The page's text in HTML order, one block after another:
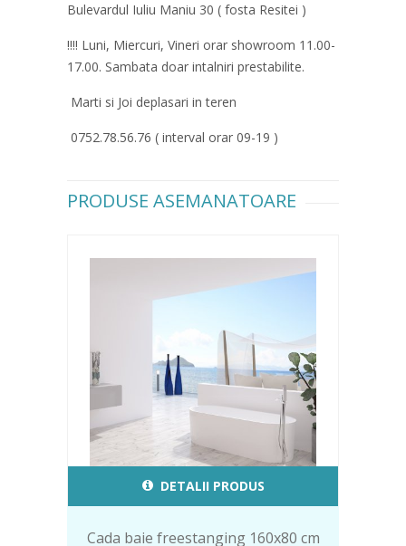
Bulevardul Iuliu Maniu 30 ( fosta Resitei )
!!!! Luni, Miercuri, Vineri orar showroom 11.00-
17.00. Sambata doar intalniri prestabilite.
Marti si Joi deplasari in teren
0752.78.56.76 ( interval orar 09-19 )
PRODUSE ASEMANATOARE
DETALII PRODUS
Cada baie freestanging 160x80 cm